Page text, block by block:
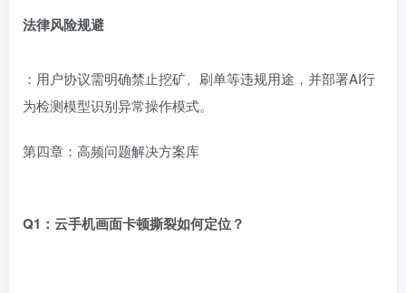
法律风险规避
：用户协议需明确禁止挖矿、刷单等违规用途，并部署AI行
为检测模型识别异常操作模式。
第四章：高频问题解决方案库
Q1：云手机画面卡顿撕裂如何定位？